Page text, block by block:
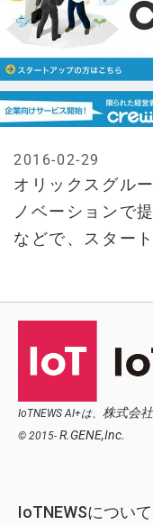
オリックスグル
ノベーションで
などで、スター
2016-02-29
IoTNEWS AI+は、 株式会
© 2015- R.GENE,Inc.
IoTNEWSについて